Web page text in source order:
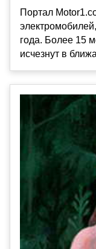
Портал
года. Более 15
исчезнут в